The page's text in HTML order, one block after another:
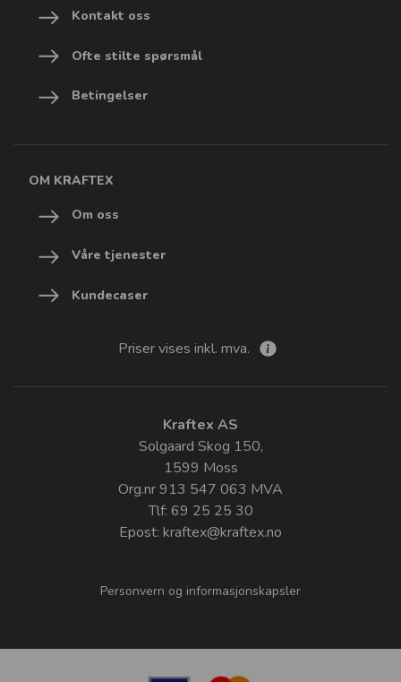
Kontakt oss
Ofte stilte spørsmål
Betingelser
OM KRAFTEX
Om oss
Våre tjenester
Kundecaser
Priser vises inkl. mva.
Kraftex AS
Solgaard Skog 150,
1599 Moss
Org.nr 913 547 063 MVA
Tlf: 69 25 25 30
Epost: kraftex@kraftex.no
Personvern og informasjonskapsler